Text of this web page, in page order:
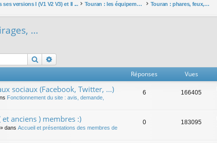
versions I (V1 V2 V3) et II ... Touran : les équipements électriques et électroniques Touran : phares, feux, éclairages, ...
...
Rechercher
Réponses Vues
sociaux (Facebook, Twitter, ...)
Fonctionnement du site : avis, demande,
6 166405
anciens ) membres :)
» dans Accueil et présentations des membres de
0 183095